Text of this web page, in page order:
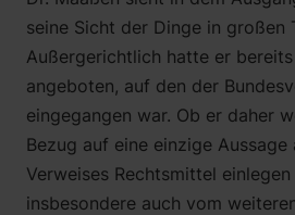
seine Sicht der Dinge in großen
Außergerichtlich hatte er
angeboten, auf den der
eingegangen war. Ob er daher
Bezug auf eine einzige Aussage
Verweises Rechtsmittel
insbesondere auch vom